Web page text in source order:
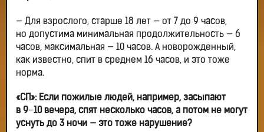
— Для взрослого, старше 18 лет — от 7 до 9 часов,
но допустима минимальная продолжительность — 6
часов, максимальная — 10 часов. А новорожденный,
как известно, спит в среднем 16 часов, и это тоже
норма.
«СП»: Если пожилые людей, например, засыпают
в 9−10 вечера, спят несколько часов, а потом не могут
уснуть до 3 ночи — это тоже нарушение?